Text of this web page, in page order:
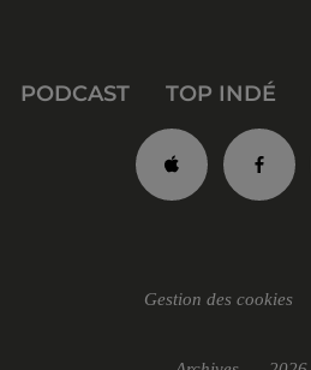
PODCAST TOP INDÉ
Gestion des cookies